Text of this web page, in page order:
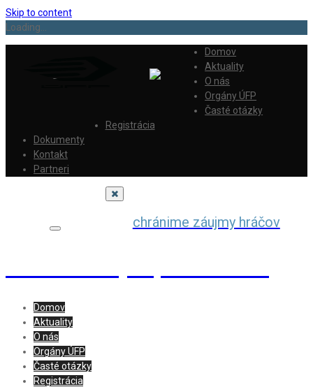
Skip to content
Loading...
Domov
Aktuality
O nás
Orgány ÚFP
Časté otázky
Registrácia
Dokumenty
Kontakt
Partneri
chránime záujmy hráčov
Domov
Aktuality
O nás
Orgány ÚFP
Časté otázky
Registrácia